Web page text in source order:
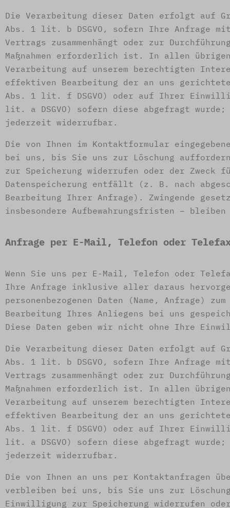
Die Verarbeitung dieser Daten erfolgt auf
Abs. 1 lit. b DSGVO, sofern Ihre Anfrage
Vertrags zusammenhängt oder zur
Maßnahmen erforderlich ist. In allen
Verarbeitung auf unserem berechtigten
effektiven Bearbeitung der an uns
Abs. 1 lit. f DSGVO) oder auf Ihrer
lit. a DSGVO) sofern diese abgefragt
jederzeit widerrufbar.
Die von Ihnen im Kontaktformular
bei uns, bis Sie uns zur Löschung
zur Speicherung widerrufen oder der Zweck
Datenspeicherung entfällt (z. B. nach
Bearbeitung Ihrer Anfrage). Zwingende
insbesondere Aufbewahrungsfristen –
Anfrage per E-Mail, Telefon oder
Wenn Sie uns per E-Mail, Telefon oder
Ihre Anfrage inklusive aller daraus
personenbezogenen Daten (Name, Anfrage)
Bearbeitung Ihres Anliegens bei uns
Diese Daten geben wir nicht ohne Ihre
Die Verarbeitung dieser Daten erfolgt auf
Abs. 1 lit. b DSGVO, sofern Ihre Anfrage
Vertrags zusammenhängt oder zur
Maßnahmen erforderlich ist. In allen
Verarbeitung auf unserem berechtigten
effektiven Bearbeitung der an uns
Abs. 1 lit. f DSGVO) oder auf Ihrer
lit. a DSGVO) sofern diese abgefragt
jederzeit widerrufbar.
Die von Ihnen an uns per Kontaktanfragen
verbleiben bei uns, bis Sie uns zur
Einwilligung zur Speicherung widerrufen